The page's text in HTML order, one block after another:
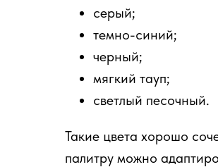
серый;
темно-синий;
черный;
мягкий тауп;
светлый песочный.
Такие цвета хорошо
палитру можно